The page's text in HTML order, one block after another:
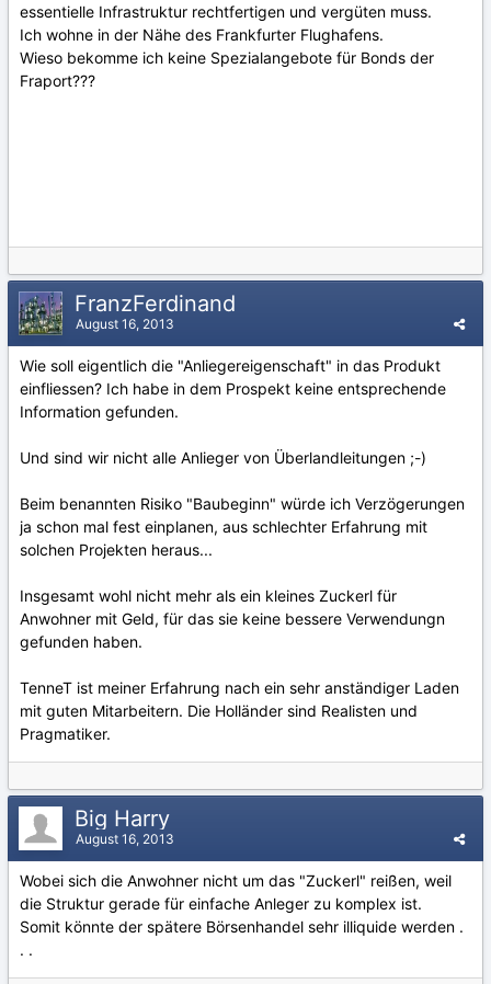
essentielle Infrastruktur rechtfertigen und vergüten muss.
Ich wohne in der Nähe des Frankfurter Flughafens.
Wieso bekomme ich keine Spezialangebote für Bonds der
Fraport???
FranzFerdinand
August 16, 2013
Wie soll eigentlich die "Anliegereigenschaft" in das Produkt
einfliessen? Ich habe in dem Prospekt keine entsprechende
Information gefunden.
Und sind wir nicht alle Anlieger von Überlandleitungen ;-)
Beim benannten Risiko "Baubeginn" würde ich Verzögerungen
ja schon mal fest einplanen, aus schlechter Erfahrung mit
solchen Projekten heraus...
Insgesamt wohl nicht mehr als ein kleines Zuckerl für
Anwohner mit Geld, für das sie keine bessere Verwendungn
gefunden haben.
TenneT ist meiner Erfahrung nach ein sehr anständiger Laden
mit guten Mitarbeitern. Die Holländer sind Realisten und
Pragmatiker.
Big Harry
August 16, 2013
Wobei sich die Anwohner nicht um das "Zuckerl" reißen, weil
die Struktur gerade für einfache Anleger zu komplex ist.
Somit könnte der spätere Börsenhandel sehr illiquide werden .
. .